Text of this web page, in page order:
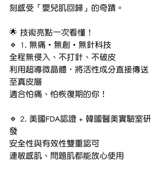
刻感受「嬰兒肌回歸」的奇蹟。
🌟 技術亮點一次看懂！
🔹 1. 無痛・無創・無針科技
全程無侵入、不打針、不破皮
利用超導微晶體，將活性成分直接傳送
至真皮層
適合怕痛、怕恢復期的你！
🔹 2. 美國FDA認證 + 韓國醫美實驗室研
發
安全性與有效性雙重認可
連敏感肌、問題肌都能放心使用